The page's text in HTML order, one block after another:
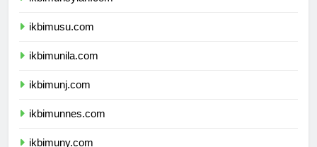
ikbimusu.com
ikbimunila.com
ikbimunj.com
ikbimunnes.com
ikbimuny.com